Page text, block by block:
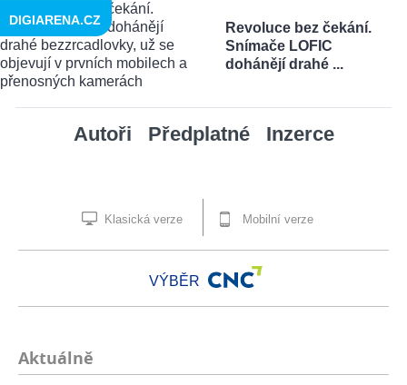
Revoluce bez čekání.
Snímače LOFIC
dohánějí drahé ...
DIGIARENA.CZ
Autoři Předplatné Inzerce
Klasická verze Mobilní verze
VÝBĚR
Aktuálně